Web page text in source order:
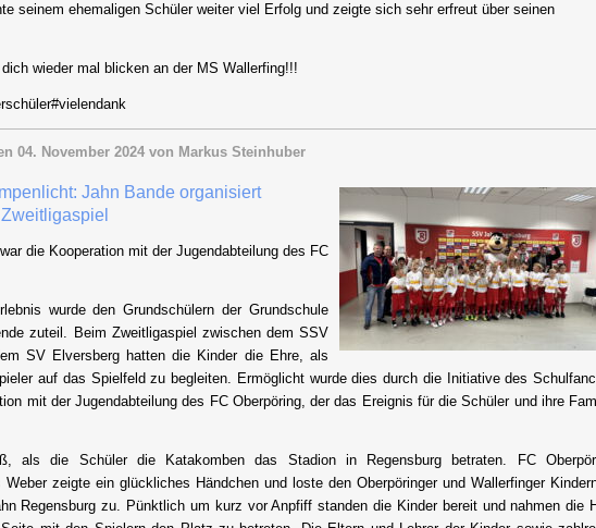
seinem ehemaligen Schüler weiter viel Erfolg und zeigte sich sehr erfreut über seinen
wieder mal blicken an der MS Wallerfing!!!
04. November 2024 von Markus Steinhuber
Jahn Bande organisiert
die Kooperation mit der Jugendabteilung des FC
wurde den Grundschülern der Grundschule
zuteil. Beim Zweitligaspiel zwischen dem SSV
SV Elversberg hatten die Kinder die Ehre, als
auf das Spielfeld zu begleiten. Ermöglicht wurde dies durch die Initiative des
mit der Jugendabteilung des FC Oberpöring, der das Ereignis für die Schüler und ihre
als die Schüler die Katakomben das Stadion in Regensburg betraten. FC
Weber zeigte ein glückliches Händchen und loste den Oberpöringer und Wallerfinger
Regensburg zu. Pünktlich um kurz vor Anpfiff standen die Kinder bereit und nahmen die